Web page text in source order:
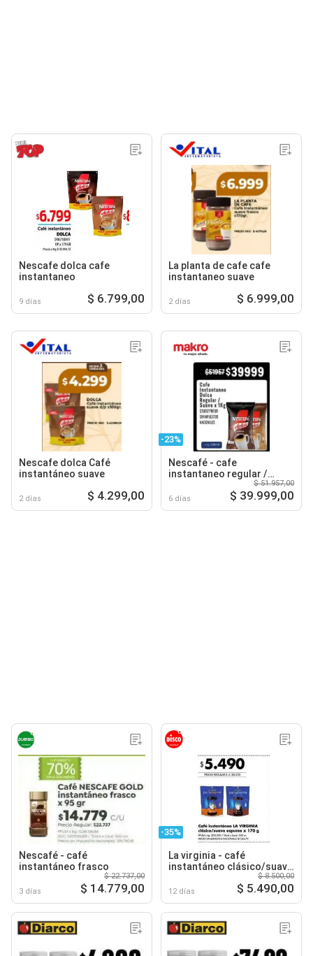
Nescafe dolca cafe
instantaneo
9 días $ 6.799,00
La planta de cafe cafe
instantaneo suave
2 días $ 6.999,00
Nescafe dolca Café
instantáneo suave
2 días $ 4.299,00
-23%
Nescafé - cafe
instantaneo regular /
6 días
$ 51.957,00
$ 39.999,00
Nescafé - café
instantáneo frasco
3 días
$ 22.737,00
$ 14.779,00
-35%
La virginia - café
instantáneo clásico/suave
12 días
$ 8.500,00
$ 5.490,00